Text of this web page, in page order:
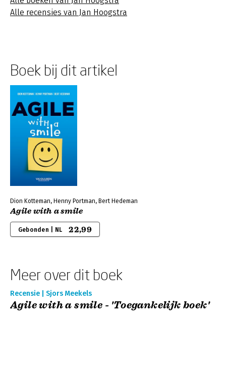
Alle recensies van Jan Hoogstra
Boek bij dit artikel
Dion Kotteman, Henny Portman, Bert Hedeman
Agile with a smile
Gebonden | NL 22,99
Meer over dit boek
Recensie | Sjors Meekels
Agile with a smile - 'Toegankelijk boek'